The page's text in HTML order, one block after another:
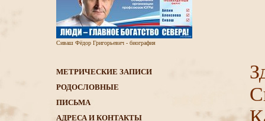
Сиваш Фёдор Григорьевич - биография
МЕТРИЧЕСКИЕ ЗАПИСИ
РОДОСЛОВНЫЕ
ПИСЬМА
АДРЕСА И КОНТАКТЫ